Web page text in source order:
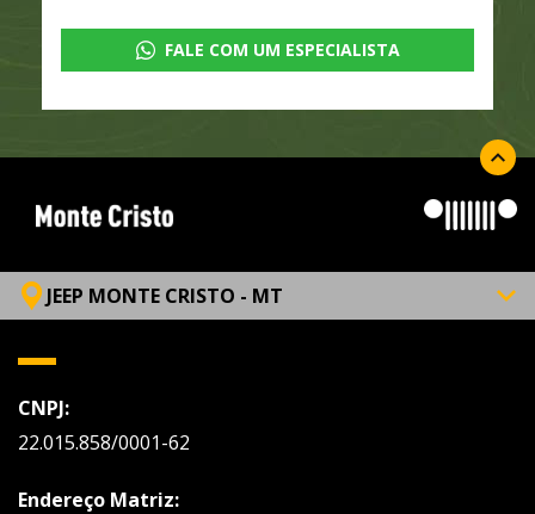
FALE COM UM ESPECIALISTA
JEEP MONTE CRISTO - MT
CNPJ:
22.015.858/0001-62
Endereço Matriz: